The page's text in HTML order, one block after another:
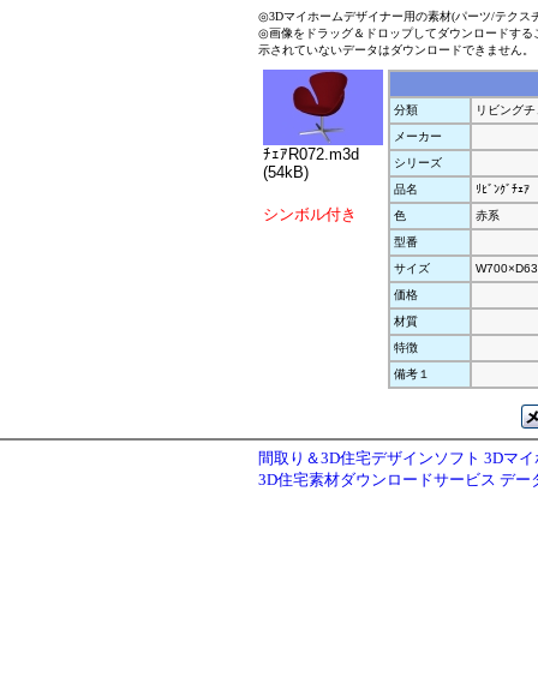
◎3Dマイホームデザイナー用の素材(パーツ/テクス
◎画像をドラッグ＆ドロップしてダウンロードす
示されていないデータはダウンロードできません。
ﾁｪｱR072.m3d
(54kB)
シンボル付き
分類
リビング
メーカー
シリーズ
品名
ﾘﾋﾞﾝｸﾞﾁｪｱ
色
赤系
型番
サイズ
価格
材質
特徴
備考１
間取り＆3D住宅デザインソフト 3Dマ
3D住宅素材ダウンロードサービス デー